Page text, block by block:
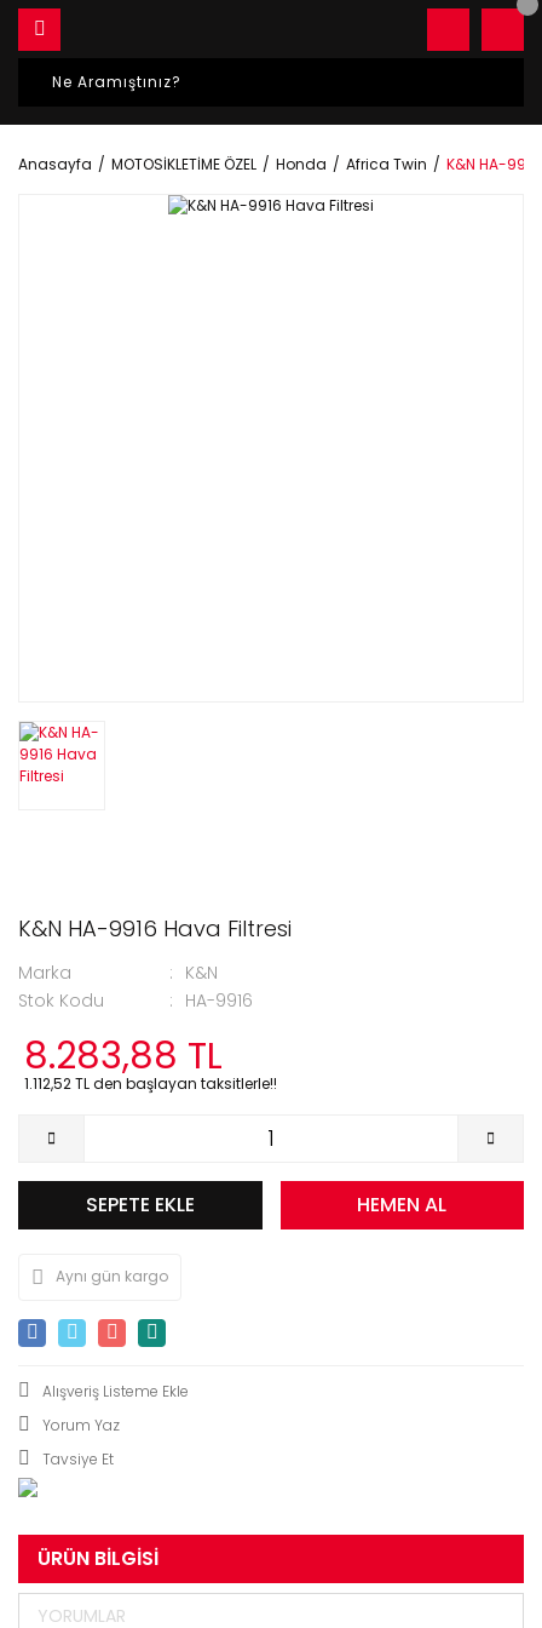
Anasayfa MOTOSİKLETİME ÖZEL Honda Africa Twin K&N HA-
K&N HA-9916 Hava Filtresi
Marka
K&N
Stok Kodu
HA-9916
8.283,88 TL
1.112,52 TL den başlayan taksitlerle!!
SEPETE EKLE HEMEN AL
Aynı gün kargo
Yorum Yaz
Tavsiye Et
ÜRÜN BILGISI
YORUMLAR